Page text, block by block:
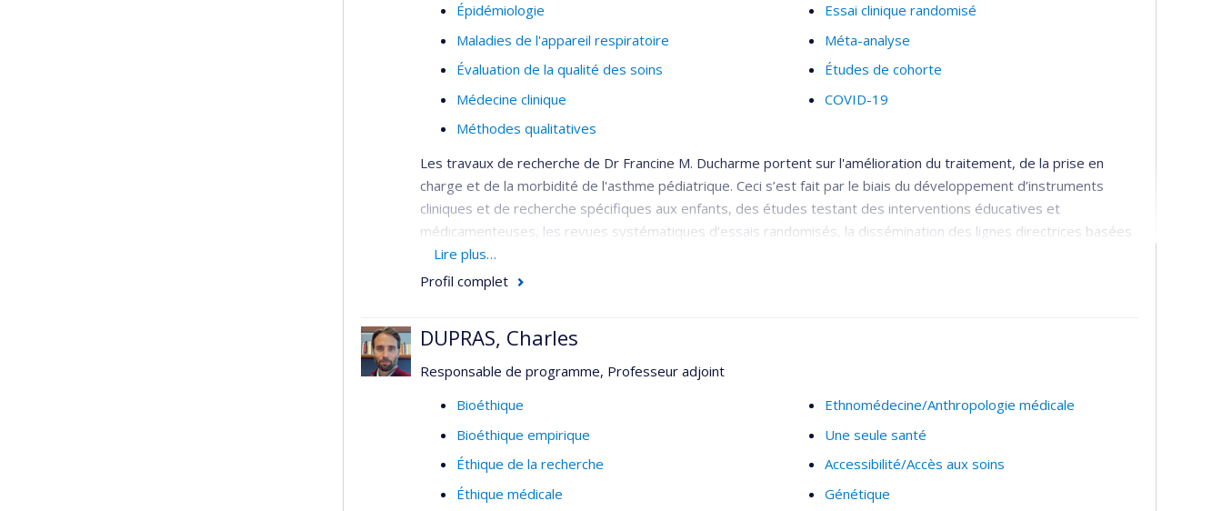
Épidémiologie
Maladies de l'appareil respiratoire
Évaluation de la qualité des soins
Médecine clinique
Méthodes qualitatives
Essai clinique randomisé
Méta-analyse
Études de cohorte
COVID-19
Les travaux de recherche de Dr Francine M. Ducharme portent sur l'amélioration du traitement, de la prise en
charge et de la morbidité de l'asthme pédiatrique. Ceci s’est fait par le biais du développement d’instruments
cliniques et de recherche spécifiques aux enfants, des études testant des interventions éducatives et
médicamenteuses, les revues systématiques d’essais randomisés, la dissémination des lignes directrices basées
sur les preuves scientifiques et le développement d’interventions visant à améliorer l’adhérence des
professionnels de la santé, les patients et leur famille aux lignes directrices.
Asthme pédiatrique
Efficacité et profil de tolérance des interventions pour l’asthme pédiatrique
Élaboration d’instruments pour les enfants asthmatiques d’âge préscolaire
Revues systématiques des essais contrôlés randomisés
Épidémiologie clinique (plan et méthodes)
Transfert des connaissances
Lire plus…
Profil complet
DUPRAS, Charles
Responsable de programme, Professeur adjoint
Bioéthique
Bioéthique empirique
Éthique de la recherche
Éthique médicale
Ethnomédecine/Anthropologie médicale
Une seule santé
Accessibilité/Accès aux soins
Génétique